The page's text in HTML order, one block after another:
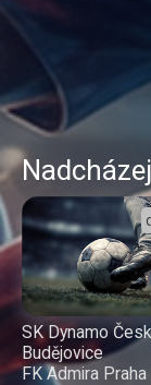
SK Dynamo
Budějovice
FK Admira Praha